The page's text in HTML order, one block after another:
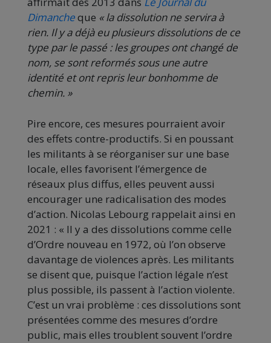
Dimancheque « la dissolution ne servira à
rien. Il y a déjà eu plusieurs dissolutions de ce
type par le passé : les groupes ont changé de
nom, se sont reformés sous une autre
identité et ont repris leur bonhomme de
chemin. »
Pire encore, ces mesures pourraient avoir
des effets contre-productifs. Si en poussant
les militants à se réorganiser sur une base
locale, elles favorisent l’émergence de
réseaux plus diffus, elles peuvent aussi
encourager une radicalisation des modes
d’action. Nicolas Lebourg rappelait ainsi en
2021 : « Il y a des dissolutions comme celle
d’Ordre nouveau en 1972, où l’on observe
davantage de violences après. Les militants
se disent que, puisque l’action légale n’est
plus possible, ils passent à l’action violente.
C’est un vrai problème : ces dissolutions sont
présentées comme des mesures d’ordre
public, mais elles troublent souvent l’ordre